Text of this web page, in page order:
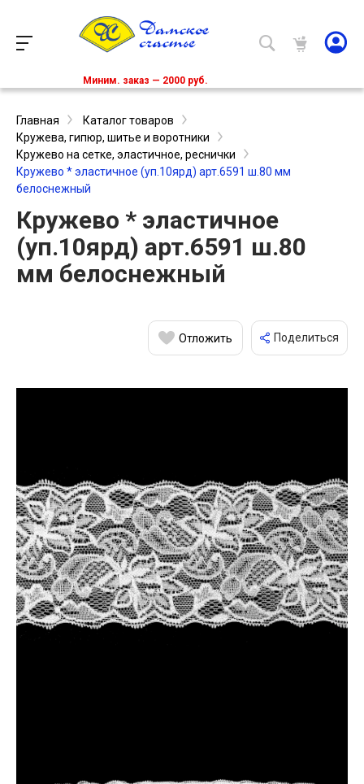
Миним. заказ — 2000 руб.
Главная
Каталог товаров
Кружева, гипюр, шитье и воротники
Кружево на сетке, эластичное, реснички
Кружево * эластичное (уп.10ярд) арт.6591 ш.80 мм
белоснежный
Кружево * эластичное
(уп.10ярд) арт.6591 ш.80
мм белоснежный
Отложить Поделиться